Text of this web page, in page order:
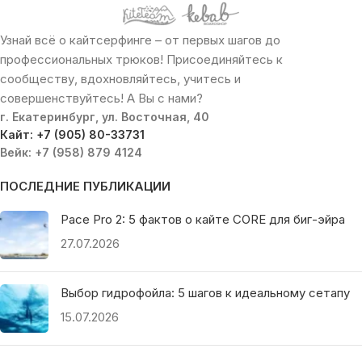
Узнай всё о кайтсерфинге – от первых шагов до
профессиональных трюков! Присоединяйтесь к
сообществу, вдохновляйтесь, учитесь и
совершенствуйтесь! А Вы с нами?
г. Екатеринбург, ул. Восточная, 40
Кайт: +7 (905) 80-33731
Вейк: +7 (958) 879 4124
ПОСЛЕДНИЕ ПУБЛИКАЦИИ
Pace Pro 2: 5 фактов о кайте CORE для биг-эйра
27.07.2026
Выбор гидрофойла: 5 шагов к идеальному сетапу
15.07.2026